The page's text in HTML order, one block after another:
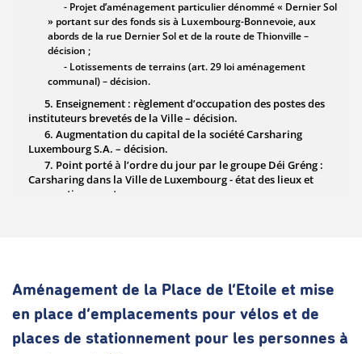
Aménagement de la Place de l’Etoile et mise
en place d’emplacements pour vélos et de
places de stationnement pour les personnes à